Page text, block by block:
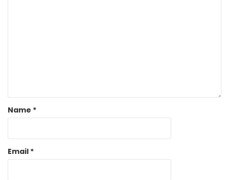
Name *
Email *